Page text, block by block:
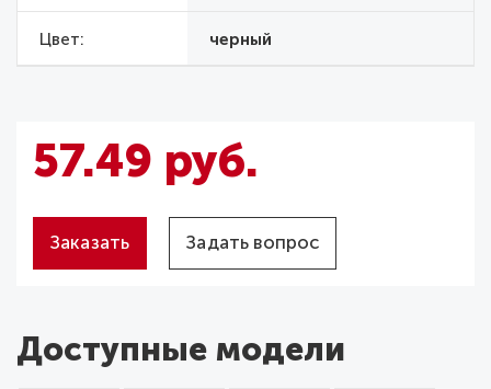
Цвет черный
57.49 руб.
Заказать Задать вопрос
Доступные модели